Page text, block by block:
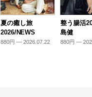
夏の癒し旅
2026/NEWS
880円 — 2026.07.22
整う腸活
島健
880円 —